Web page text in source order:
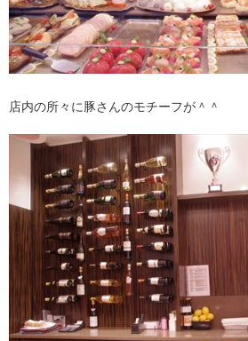
店内の所々に豚さんのモチーフが＾＾